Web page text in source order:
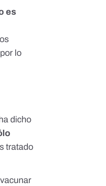
es
lo
dicho
tratado